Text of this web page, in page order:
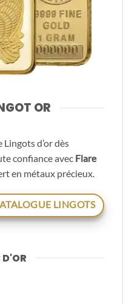
OR
d’or dès
confiance avec Flare
en métaux précieux.
LINGOTS
D'OR